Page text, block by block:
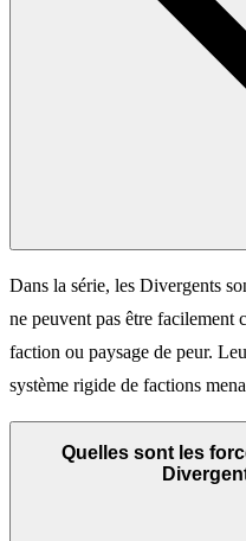
Dans la série, les Divergents
ne peuvent pas être facilement
faction ou paysage de peur.
système rigide de factions
Quelles sont les